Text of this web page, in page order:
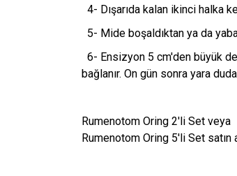
4- Dışarıda kalan ikinci halka
5- Mide boşaldıktan ya da
6- Ensizyon 5 cm'den büyük
bağlanır. On gün sonra yara
Rumenotom Oring 2'li Set veya
Rumenotom Oring 5'li Set satın